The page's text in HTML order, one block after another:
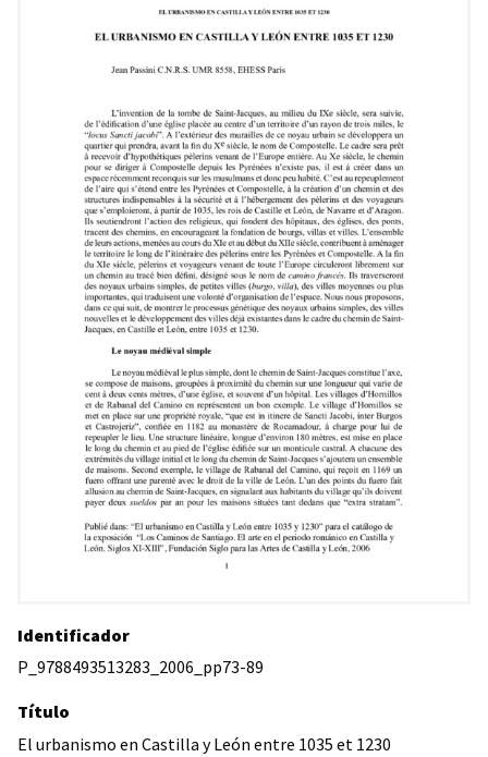
Identificador
P_9788493513283_2006_pp73-89
Título
El urbanismo en Castilla y León entre 1035 et 1230